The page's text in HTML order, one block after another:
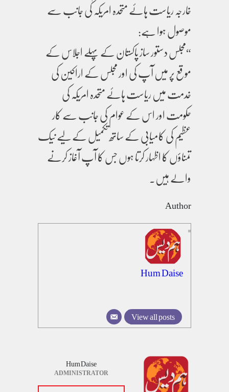
خارجہ ریاست ہائے متحدہ امریکہ کی جانب سے
موصول ہوا ہے:
“مجلس دستور ساز پاکستان کے پہلے اجلاس کے
موقع پر میں آپ کی اور مجلس کے اراکین کی
خدمت میں ریاست ہائے متحدہ امریکہ کی
حکومت اور اس کے عوام کی جانب سے کار
عظیم کی کامیابی کے ساتھ تکمیل کے لیے نیک
تمناؤں کا اظہار کرتا ہوں جس کا آپ آغاز کرنے
والے ہیں۔
Author
Hum Daise
View all posts
Hum Daise
ADMINISTRATOR